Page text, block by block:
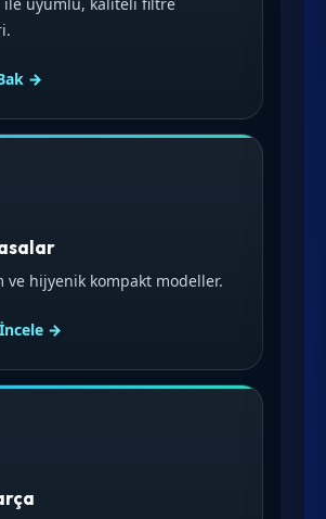
→
ve hijyenik kompakt modeller.
→